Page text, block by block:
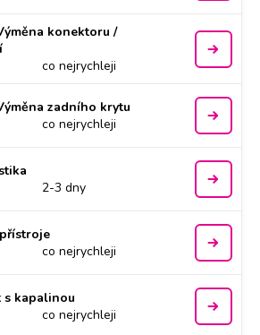
konektoru /
co nejrychleji
zadního krytu
co nejrychleji
2-3 dny
co nejrychleji
s kapalinou
co nejrychleji